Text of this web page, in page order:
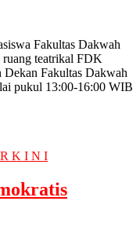
Fakultas Dakwah
teatrikal FDK
Dekan Fakultas Dakwah
pukul 13:00-16:00 WIB
K I N I